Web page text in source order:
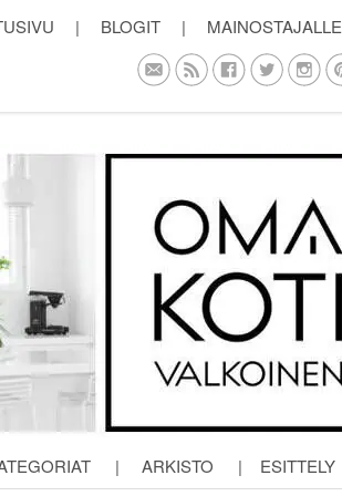
| BLOGIT | MAINOSTAJALLE
| ARKISTO | ESITTELY